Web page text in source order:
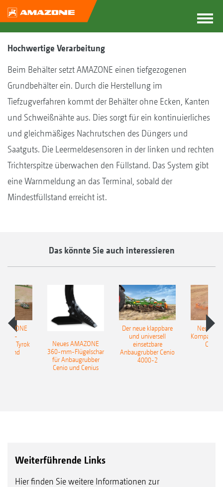
Hochwertige Verarbeitung
Beim Behälter setzt AMAZONE einen tiefgezogenen
Grundbehälter ein. Durch die Herstellung im
Tiefzugverfahren kommt der Behälter ohne Ecken, Kanten
und Schweißnähte aus. Dies sorgt für ein kontinuierliches
und gleichmäßiges Nachrutschen des Düngers und
Saatguts. Die Leermeldesensoren in der linken und rechten
Trichterspitze überwachen den Füllstand. Das System gibt
eine Warnmeldung an das Terminal, sobald der
Mindestfüllstand erreicht ist.
Das könnte Sie auch interessieren
Tyrok
Neues AMAZONE
360-mm-Flügelschar
für Anbaugrubber
Cenio und Cenius
Der neue klappbare
und universell
einsetzbare
Anbaugrubber Cenio
4000-2
Neue
Weiterführende Links
Hier finden Sie weitere Informationen zur